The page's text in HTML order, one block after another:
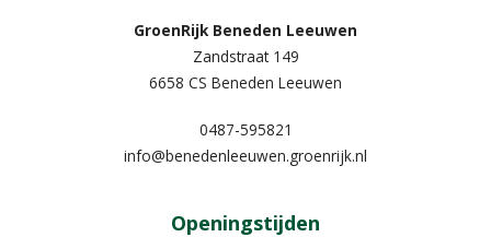
GroenRijk Beneden Leeuwen​
Zandstraat 149
6658 CS Beneden Leeuwen
0487-595821
info@benedenleeuwen.groenrijk.nl
Openingstijden